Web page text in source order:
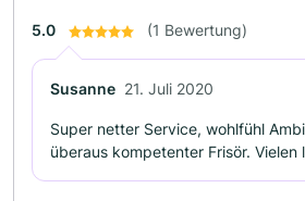
5.0 (1 Bewertung)
Susanne 21. Juli 2020
Super netter Service, wohlfühl
überaus kompetenter Frisör. Vielen